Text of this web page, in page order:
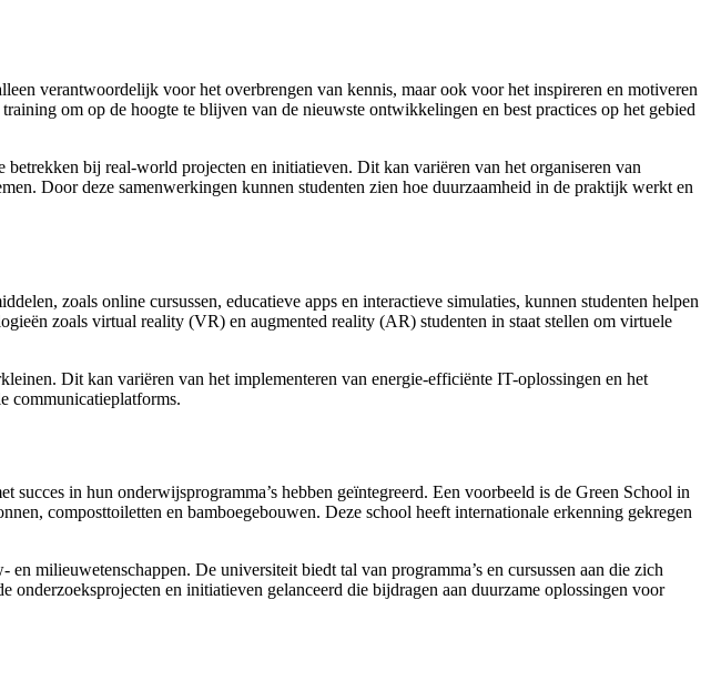
verantwoordelijk voor het overbrengen van kennis, maar ook voor het inspireren en motiveren
om op de hoogte te blijven van de nieuwste ontwikkelingen en best practices op het gebied
betrekken bij real-world projecten en initiatieven. Dit kan variëren van het organiseren van
Door deze samenwerkingen kunnen studenten zien hoe duurzaamheid in de praktijk werkt en
zoals online cursussen, educatieve apps en interactieve simulaties, kunnen studenten helpen
zoals virtual reality (VR) en augmented reality (AR) studenten in staat stellen om virtuele
Dit kan variëren van het implementeren van energie-efficiënte IT-oplossingen en het
communicatieplatforms.
in hun onderwijsprogramma’s hebben geïntegreerd. Een voorbeeld is de Green School in
composttoiletten en bamboegebouwen. Deze school heeft internationale erkenning gekregen
milieuwetenschappen. De universiteit biedt tal van programma’s en cursussen aan die zich
en initiatieven gelanceerd die bijdragen aan duurzame oplossingen voor